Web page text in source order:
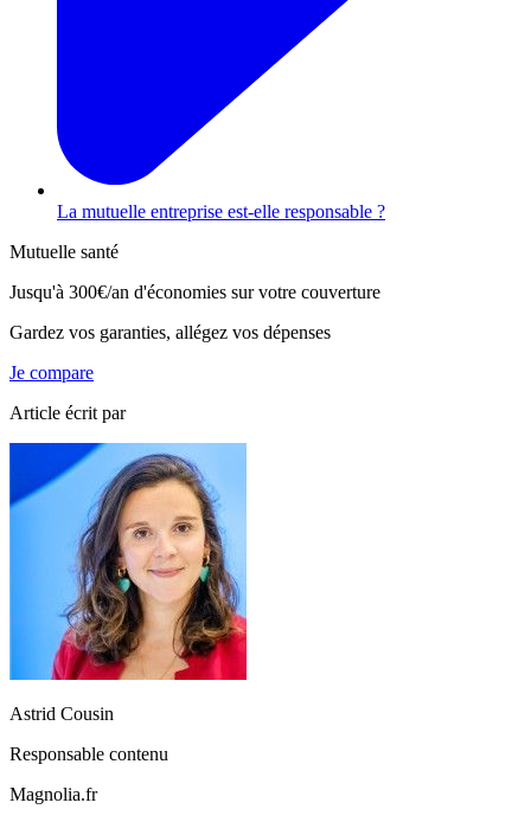
La mutuelle entreprise est-elle responsable ?
Mutuelle santé
Jusqu'à 300€/an d'économies sur votre couverture
Gardez vos garanties, allégez vos dépenses
Je compare
Article écrit par
Astrid Cousin
Responsable contenu
Magnolia.fr